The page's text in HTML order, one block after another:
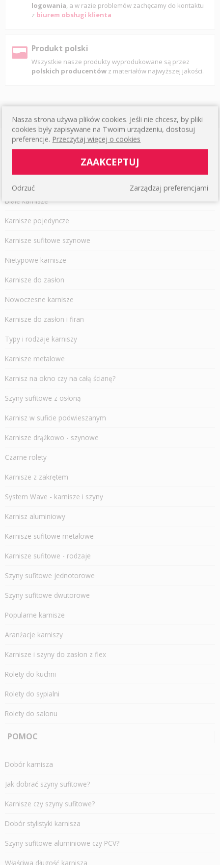
logowania, a w razie problemów zachęcamy do kontaktu
z biurem obsługi klienta
Produkt polski
Wszystkie nasze produkty wyprodukowane są przez
polskich producentów z materiałów najwyższej jakości.
Karnisze sufitowe
Białe karnisze
Karnisze pojedyncze
Karnisze sufitowe szynowe
Nietypowe karnisze
Karnisze do zasłon
Nowoczesne karnisze
Karnisze do zasłon i firan
Typy i rodzaje karniszy
Karnisze metalowe
Karnisz na okno czy na całą ścianę?
Szyny sufitowe z osłoną
Karnisz w suficie podwieszanym
Karnisze drążkowo - szynowe
Czarne rolety
Karnisze z zakrętem
System Wave - karnisze i szyny
Karnisz aluminiowy
Karnisze sufitowe metalowe
Karnisze sufitowe - rodzaje
Szyny sufitowe jednotorowe
Szyny sufitowe dwutorowe
Popularne karnisze
Aranżacje karniszy
Karnisze i szyny do zasłon z flex
Rolety do kuchni
Rolety do sypialni
Rolety do salonu
POMOC
Dobór karnisza
Jak dobrać szyny sufitowe?
Karnisze czy szyny sufitowe?
Dobór stylistyki karnisza
Szyny sufitowe aluminiowe czy PCV?
Właściwa długość karnisza
Nasza strona używa plików cookies. Jeśli nie chcesz, by pliki
cookies były zapisywane na Twoim urządzeniu, dostosuj
preferencje. Przeczytaj więcej o cookies
ZAAKCEPTUJ
Zarządzaj preferencjami
Odrzuć